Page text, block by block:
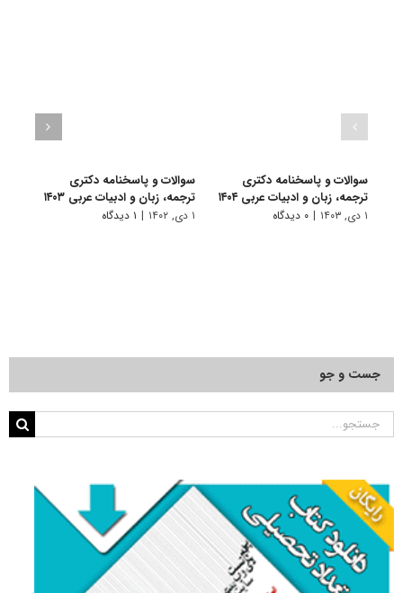
سوالات و پاسخنامه دکتری
ترجمه، زبان و ادبیات عربی ۱۴۰۴
۱ دی, ۱۴۰۳ | ۰ دیدگاه
سوالات و پاسخنامه دکتری
ترجمه، زبان و ادبیات عربی ۱۴۰۳
۱ دی, ۱۴۰۲ | ۱ دیدگاه
جست و جو
جستجو